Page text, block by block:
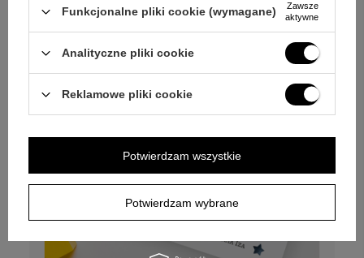
Funkcjonalne pliki cookie (wymagane)
Zawsze
aktywne
Analityczne pliki cookie
Reklamowe pliki cookie
Potwierdzam wybrane
Potwierdzam wszystkie